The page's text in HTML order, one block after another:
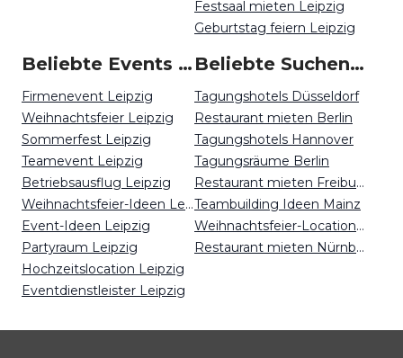
Festsaal mieten Leipzig
Geburtstag feiern Leipzig
Beliebte Events in Leipzig
Firmenevent Leipzig
Weihnachtsfeier Leipzig
Sommerfest Leipzig
Teamevent Leipzig
Betriebsausflug Leipzig
Weihnachtsfeier-Ideen Leipzig
Event-Ideen Leipzig
Partyraum Leipzig
Hochzeitslocation Leipzig
Eventdienstleister Leipzig
Beliebte Suchen auf Event Inc
Tagungshotels Düsseldorf
Restaurant mieten Berlin
Tagungshotels Hannover
Tagungsräume Berlin
Restaurant mieten Freiburg
Teambuilding Ideen Mainz
Weihnachtsfeier-Locations Stuttgart
Restaurant mieten Nürnberg